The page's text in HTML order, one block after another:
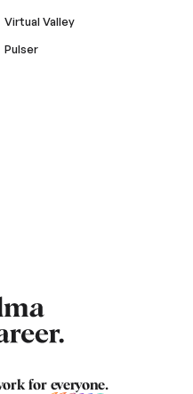
Virtual Valley
Pulser
for everyone.